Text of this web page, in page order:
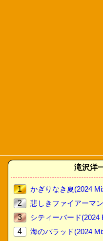
滝沢洋
1
かぎりなき夏(2024
2
悲しきファイアーマ
3
シティーバード(2024
4
海のバラッド(2024